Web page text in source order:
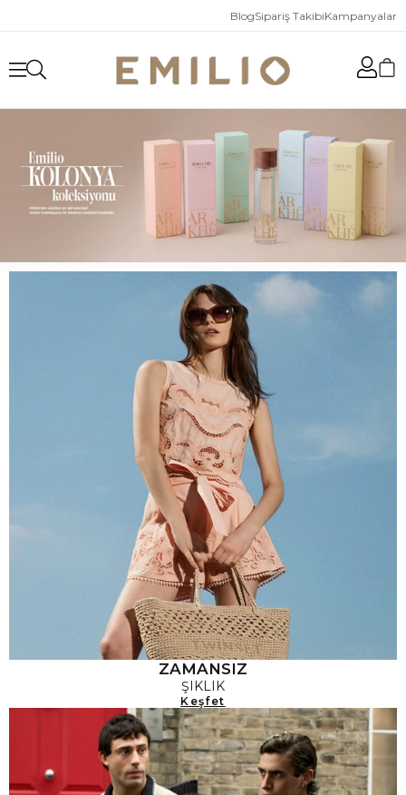
BlogSipariş TakibiKampanyalar
ZAMANSIZ
ŞIKLIK
Keşfet